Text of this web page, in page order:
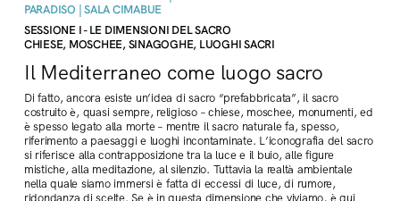
PARADISO | SALA CIMABUE
SESSIONE I - LE DIMENSIONI DEL SACRO
CHIESE, MOSCHEE, SINAGOGHE, LUOGHI SACRI
Il Mediterraneo come luogo sacro
Di fatto, ancora esiste un’idea di sacro “prefabbricata”, il sacro
costruito è, quasi sempre, religioso – chiese, moschee, monumenti, ed
è spesso legato alla morte – mentre il sacro naturale fa, spesso,
riferimento a paesaggi e luoghi incontaminate. L’iconografia del sacro
si riferisce alla contrapposizione tra la luce e il buio, alle figure
mistiche, alla meditazione, al silenzio. Tuttavia la realtà ambientale
nella quale siamo immersi è fatta di eccessi di luce, di rumore,
ridondanza di scelte. Se è in questa dimensione che viviamo, è qui